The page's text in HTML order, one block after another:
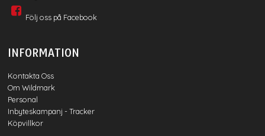
Följ oss på Facebook
INFORMATION
Kontakta Oss
Om Wildmark
Personal
Inbyteskampanj - Tracker
Köpvillkor